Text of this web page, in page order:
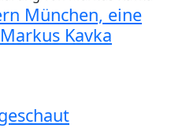
München, eine
Kavka